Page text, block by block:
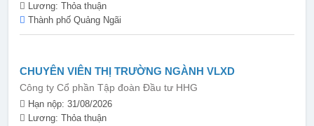
Lương: Thỏa thuận
Thành phố Quảng Ngãi
CHUYÊN VIÊN THỊ TRƯỜNG NGÀNH VLXD
Công ty Cổ phần Tập đoàn Đầu tư HHG
Hạn nộp: 31/08/2026
Lương: Thỏa thuận